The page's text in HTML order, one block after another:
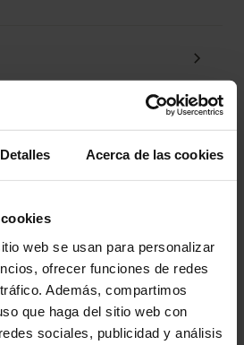
Detalles Acerca de las cookies
web se usan para personalizar
ofrecer funciones de redes
Además, compartimos
que haga del sitio web con
sociales, publicidad y análisis